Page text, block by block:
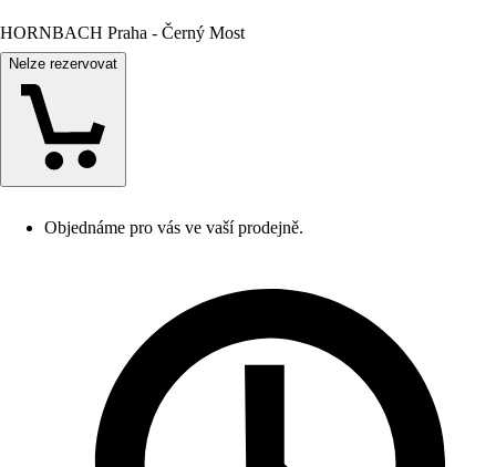
HORNBACH Praha - Černý Most
Nelze rezervovat
Objednáme pro vás ve vaší prodejně.